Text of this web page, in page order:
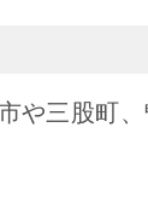
や三股町